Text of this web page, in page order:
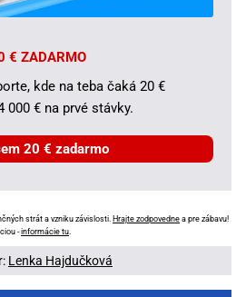
€ ZADARMO
kde na teba čaká 20 €
000 € na prvé stávky.
20 € zadarmo
strát a vzniku závislosti. Hrajte zodpovedne a pre zábavu!
-informácie tu
Lenka Hajdučková